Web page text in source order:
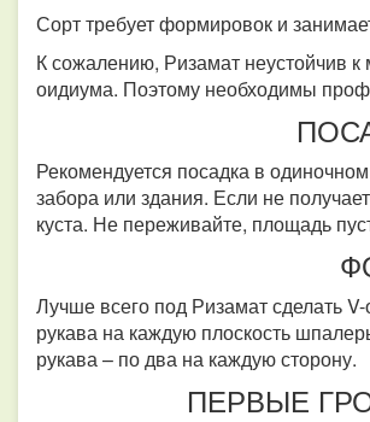
Сорт требует формировок и
К сожалению, Ризамат неустойчив
оидиума. Поэтому необходимы
Рекомендуется посадка в
забора или здания. Если не
куста. Не переживайте, площадь
Лучше всего под Ризамат сделать
рукава на каждую плоскость
рукава – по два на каждую сторону.
ПЕРВЫЕ